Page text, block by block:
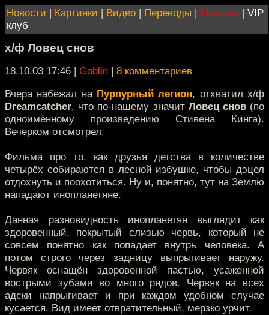
Новости | Картинки | Видео | Переводы | Магазин | VIP
клуб
х/ф Ловец снов
18.10.03 17:46 | Goblin | 8 комментариев
Вчера набежал на Пурпурный легион, отхватил х/ф
Dreamcatcher, что по-нашему значит Ловец снов(по
одноимённому произведению Стивена Кинга).
Вечерком отсмотрел.
Фильма про то, как друзья детства в количестве
четырёх собираются в лесной избушке, чтобы дэцел
отдохнуть и поохотиться. Ну и, понятно, тут на Землю
нападают инопланетяне.
Данная разновидность инопланетян выглядит как
здоровенный, покрытый слизью червь, который не
совсем понятно как попадает внутрь человека. А
потом строго через задницу выпрыгивает наружу.
Червяк оснащён здоровенной пастью, усаженной
вострыми зубами во много рядов. Червяк на всех
адски напрыгивает и при каждом удобном случае
кусается. Вид имеет отвратительный, мерзко урчит.